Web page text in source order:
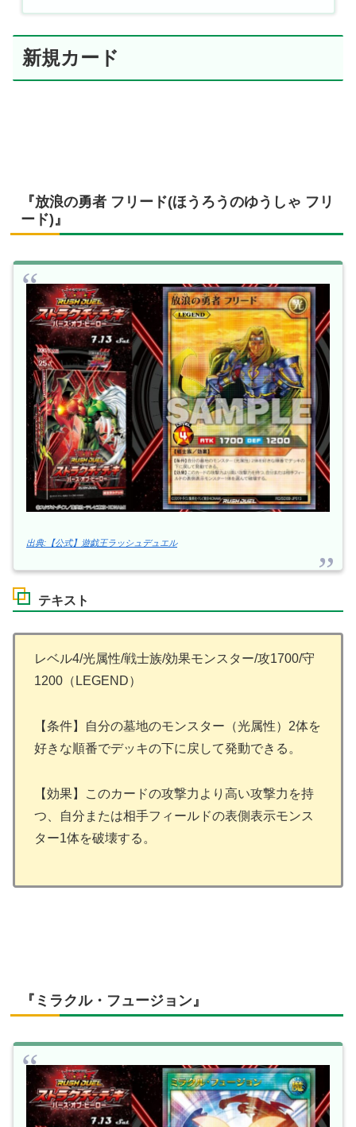
新規カード
『放浪の勇者 フリード(ほうろうのゆうしゃ フリ
ード)』
出典:【公式】遊戯王ラッシュデュエル
テキスト
レベル4/光属性/戦士族/効果モンスター/攻1700/守
1200（LEGEND）
【条件】自分の墓地のモンスター（光属性）2体を
好きな順番でデッキの下に戻して発動できる。
【効果】このカードの攻撃力より高い攻撃力を持
つ、自分または相手フィールドの表側表示モンス
ター1体を破壊する。
『ミラクル・フュージョン』